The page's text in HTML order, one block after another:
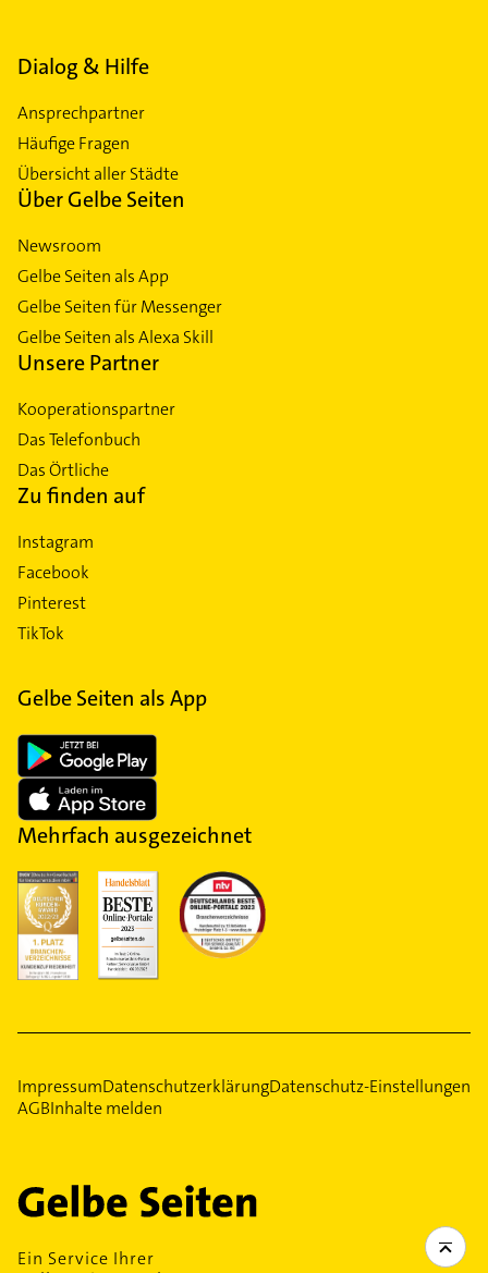
Dialog & Hilfe
Ansprechpartner
Häufige Fragen
Übersicht aller Städte
Über Gelbe Seiten
Newsroom
Gelbe Seiten als App
Gelbe Seiten für Messenger
Gelbe Seiten als Alexa Skill
Unsere Partner
Kooperationspartner
Das Telefonbuch
Das Örtliche
Zu finden auf
Instagram
Facebook
Pinterest
TikTok
Gelbe Seiten als App
Mehrfach ausgezeichnet
ImpressumDatenschutzerklärungDatenschutz-Einstellungen
AGBInhalte melden
Ein Service Ihrer